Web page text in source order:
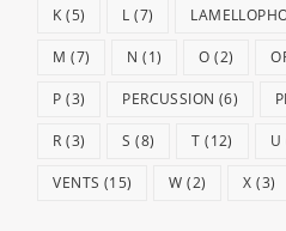
K (5) L (7)
M (7) N (1) O (2)
P (3) PERCUSSION (6)
R (3) S (8) T (12) U
VENTS (15) W (2) X (3)